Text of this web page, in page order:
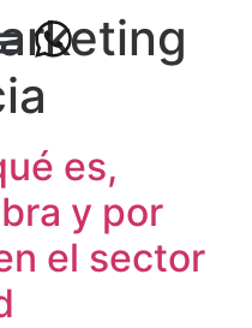
es,
y por
el sector